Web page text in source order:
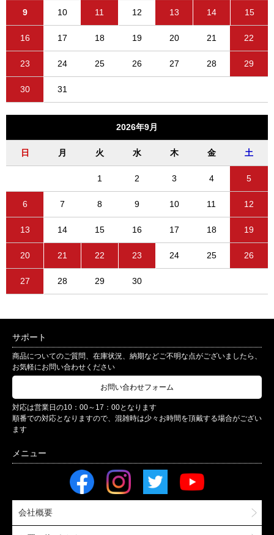
9 10 11 12 13 14 15
16 17 18 19 20 21 22
23 24 25 26 27 28 29
30 31
2026年9月
日 月 火 水 木 金 土
1 2 3 4 5
6 7 8 9 10 11 12
13 14 15 16 17 18 19
20 21 22 23 24 25 26
27 28 29 30
サポート
商品についてのご質問、在庫状況、納期などご不明な点がございましたら、
お気軽にお問い合わせください
お問い合わせフォーム
対応は営業日の10：00～17：00となります
順番での対応となりますので、混雑時は少々お時間を頂戴する場合がござい
ます
会社概要